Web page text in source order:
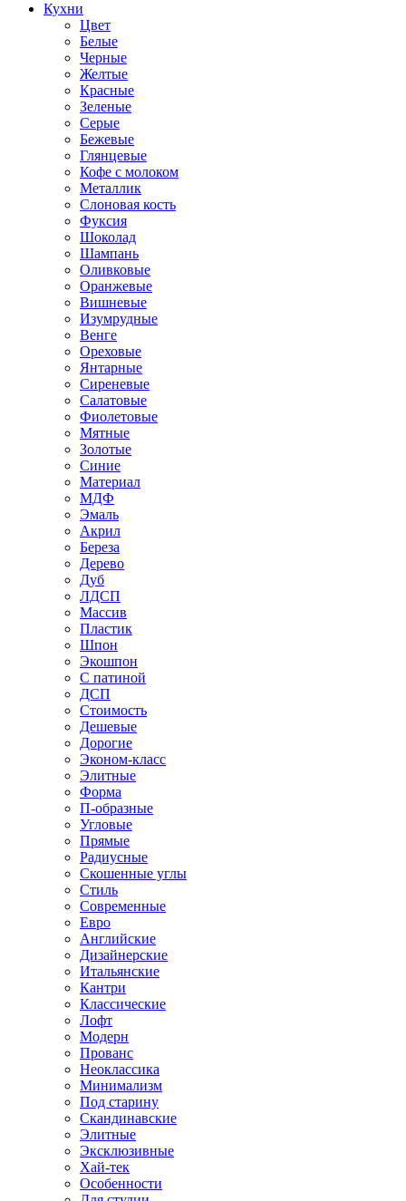
Кухни
Цвет
Белые
Черные
Желтые
Красные
Зеленые
Серые
Бежевые
Глянцевые
Кофе с молоком
Металлик
Слоновая кость
Фуксия
Шоколад
Шампань
Оливковые
Оранжевые
Вишневые
Изумрудные
Венге
Ореховые
Янтарные
Сиреневые
Салатовые
Фиолетовые
Мятные
Золотые
Синие
Материал
МДФ
Эмаль
Акрил
Береза
Дерево
Дуб
ЛДСП
Массив
Пластик
Шпон
Экошпон
С патиной
ДСП
Стоимость
Дешевые
Дорогие
Эконом-класс
Элитные
Форма
П-образные
Угловые
Прямые
Радиусные
Скошенные углы
Стиль
Современные
Евро
Английские
Дизайнерские
Итальянские
Кантри
Классические
Лофт
Модерн
Прованс
Неоклассика
Минимализм
Под старину
Скандинавские
Элитные
Эксклюзивные
Хай-тек
Особенности